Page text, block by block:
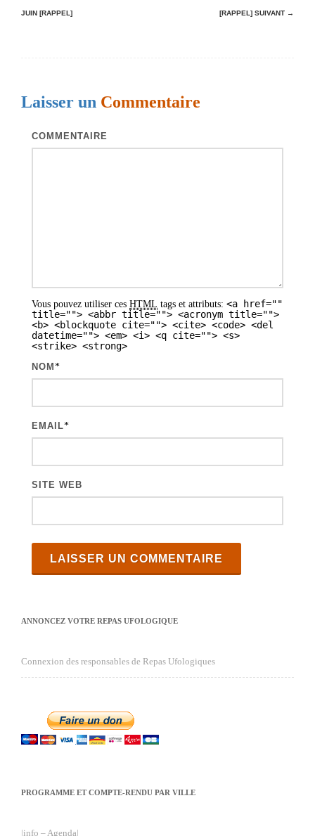
a
a
JUIN [RAPPEL] [RAPPEL] SUIVANT →
Laisser un Commentaire
COMMENTAIRE
Vous pouvez utiliser ces HTML tags et attributs: <a href=""
title=""> <abbr title=""> <acronym title="">
<b> <blockquote cite=""> <cite> <code> <del
datetime=""> <em> <i> <q cite=""> <s>
<strike> <strong>
NOM *
EMAIL*
SITE WEB
ANNONCEZ VOTRE REPAS UFOLOGIQUE
Connexion des responsables de Repas Ufologiques
PROGRAMME ET COMPTE-RENDU PAR VILLE
|info – Agenda|